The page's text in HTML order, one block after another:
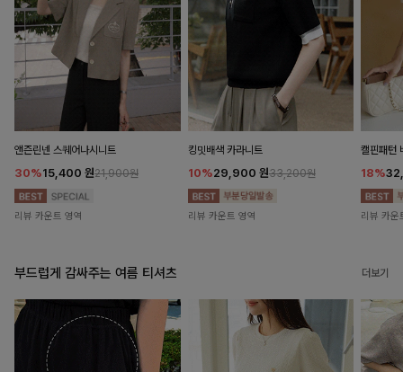
앤즌린넨 스퀘어나시니트
30%15,400 원21,900원
리뷰 카운트 영역
킹밋배색 카라니트
10%29,900 원33,200원
리뷰 카운트 영역
캘핀패턴
18%
리뷰 카운
부드럽게 감싸주는 여름 티셔츠 더보기